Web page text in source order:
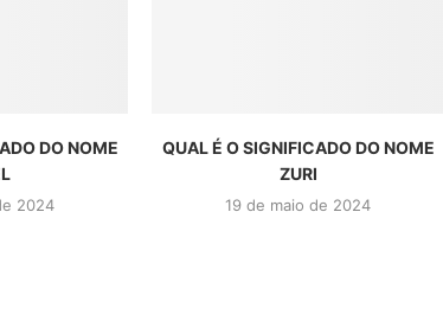
DO NOME
2024
QUAL É O SIGNIFICADO DO NOME
ZURI
19 de maio de 2024